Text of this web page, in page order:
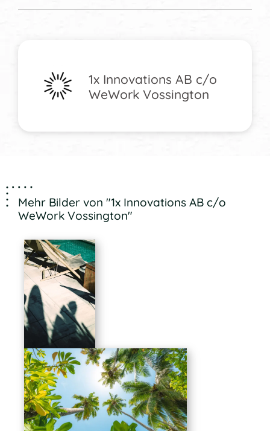
1x Innovations AB c/o
WeWork Vossington
Mehr Bilder von "1x Innovations AB c/o
WeWork Vossington"